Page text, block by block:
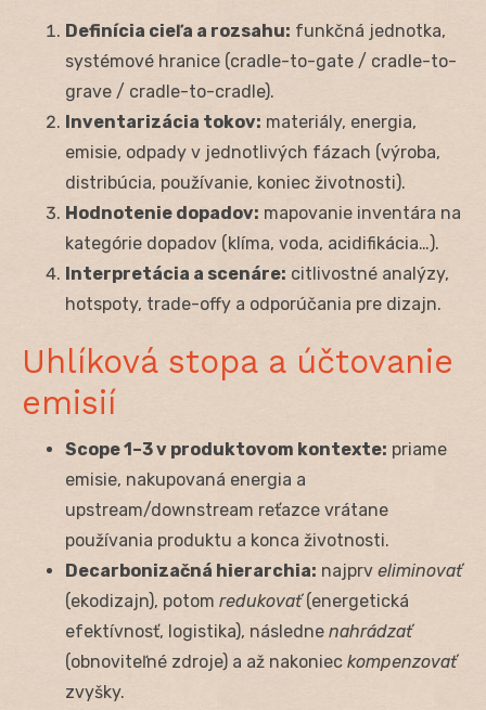
Definícia cieľa a rozsahu: funkčná jednotka,
systémové hranice (cradle-to-gate / cradle-to-
grave / cradle-to-cradle).
Inventarizácia tokov: materiály, energia,
emisie, odpady v jednotlivých fázach (výroba,
distribúcia, používanie, koniec životnosti).
Hodnotenie dopadov: mapovanie inventára na
kategórie dopadov (klíma, voda, acidifikácia…).
Interpretácia a scenáre: citlivostné analýzy,
hotspoty, trade-offy a odporúčania pre dizajn.
Uhlíková stopa a účtovanie
emisií
Scope 1–3 v produktovom kontexte: priame
emisie, nakupovaná energia a
upstream/downstream reťazce vrátane
používania produktu a konca životnosti.
Decarbonizačná hierarchia: najprv eliminovať
(ekodizajn), potom redukovať(energetická
efektívnosť, logistika), následne nahrádzať
(obnoviteľné zdroje) a až nakoniec kompenzovať
zvyšky.